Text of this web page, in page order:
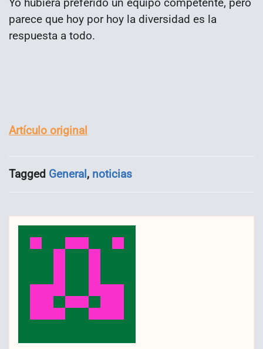
Yo hubiera preferido un equipo competente, pero
parece que hoy por hoy la diversidad es la
respuesta a todo.
Artículo original
Tagged General, noticias